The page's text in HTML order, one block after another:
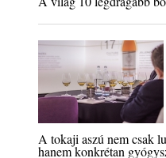
A tokaji aszú nem csak
hanem konkrétan